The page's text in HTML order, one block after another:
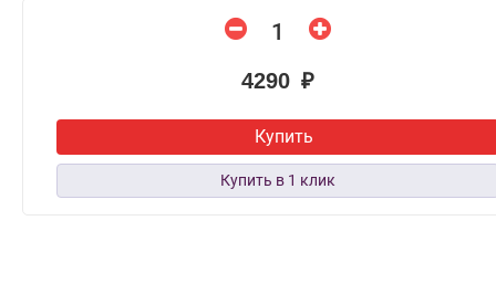
4290 ₽
Купить